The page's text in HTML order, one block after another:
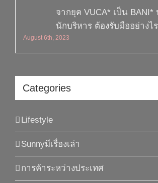
จากยุค VUCA* เป็น BANI*
นักบริหาร ต้องรับมืออย่างไ
August 6th, 2023
Categories
Lifestyle
Sunnyมีเรื่องเล่า
การค้าระหว่างประเทศ